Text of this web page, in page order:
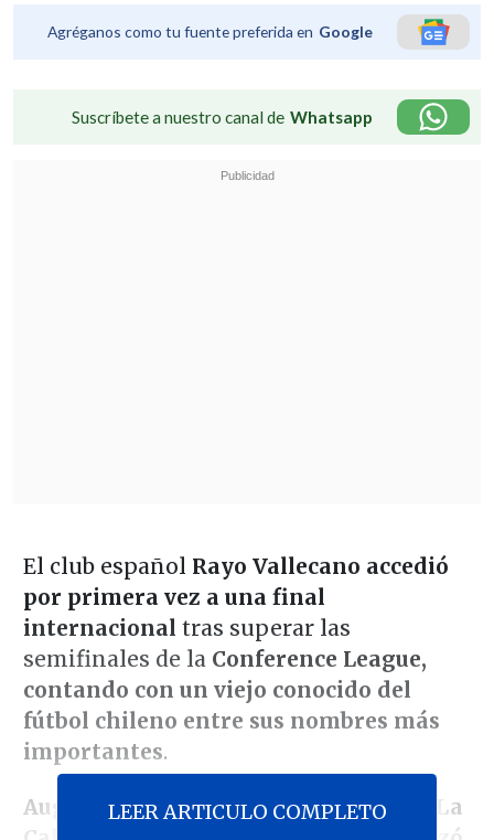
Agréganos como tu fuente preferida en Google
Suscríbete a nuestro canal de Whatsapp
El club español Rayo Vallecano accedió
por primera vez a una final
internacional tras superar las
semifinales de la Conference League,
contando con un viejo conocido del
fútbol chileno entre sus nombres más
importantes.
Augusto Batalla, exarquero de Unión La
LEER ARTICULO COMPLETO